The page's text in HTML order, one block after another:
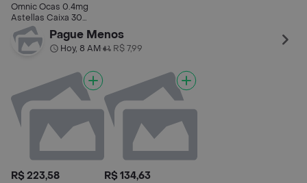
Omnic Ocas 0.4mg
Astellas Caixa 30
Comprimidos de
Liberação Prolongada
Pague Menos
Hoy, 8 AM• R$ 7,99
R$ 223,58 R$ 134,63